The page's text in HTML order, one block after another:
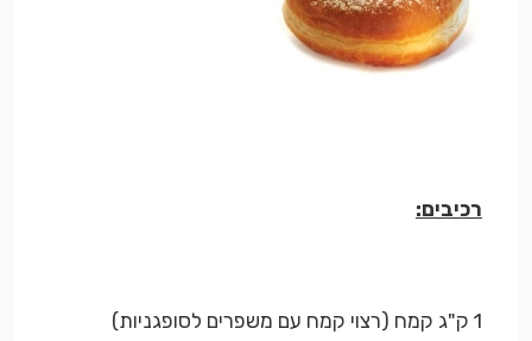
רכיבים:
1 ק"ג קמח (רצוי קמח עם משפרים לסופגניות)